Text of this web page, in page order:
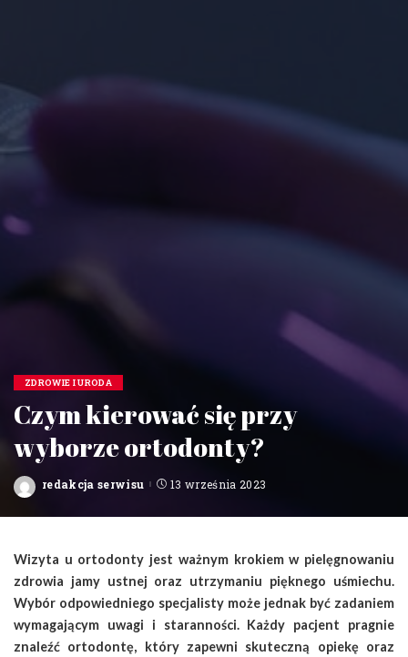
ZDROWIE I URODA
Czym kierować się przy
wyborze ortodonty?
Posted
redakcja serwisu 13 września 2023
Wizyta u ortodonty jest ważnym krokiem w pielęgnowaniu
zdrowia jamy ustnej oraz utrzymaniu pięknego uśmiechu.
Wybór odpowiedniego specjalisty może jednak być zadaniem
wymagającym uwagi i staranności. Każdy pacjent pragnie
znaleźć ortodontę, który zapewni skuteczną opiekę oraz